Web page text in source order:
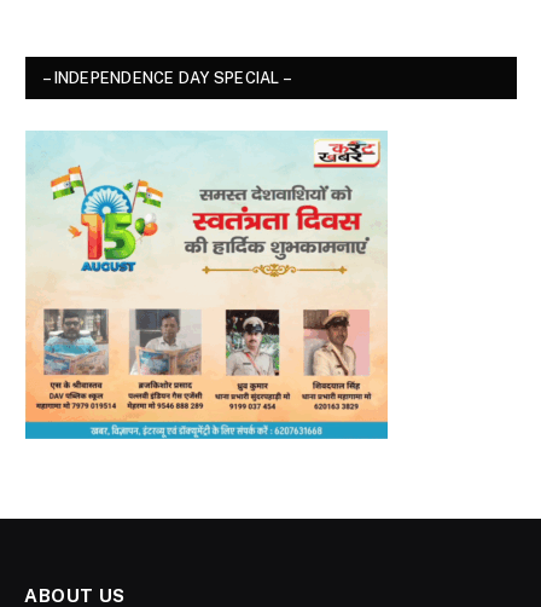
– INDEPENDENCE DAY SPECIAL –
ABOUT US